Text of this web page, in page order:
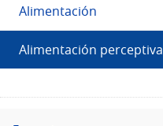
Alimentación
Alimentación perceptiva